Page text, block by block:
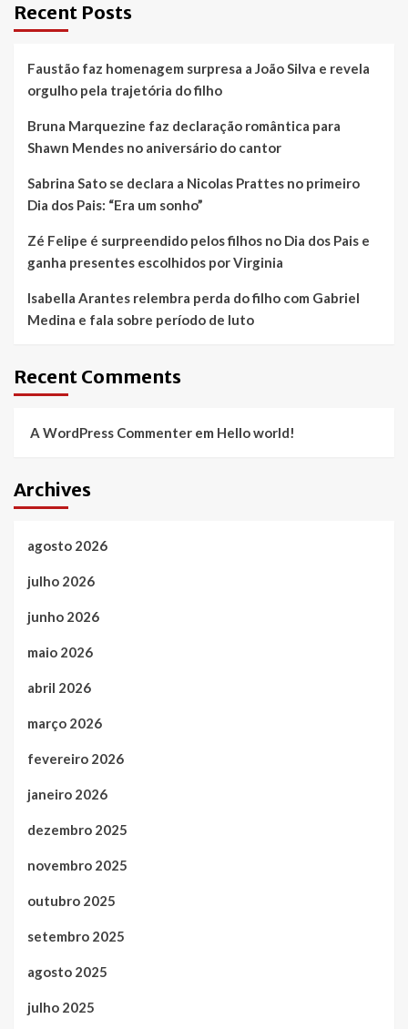
Recent Posts
Faustão faz homenagem surpresa a João Silva e revela
orgulho pela trajetória do filho
Bruna Marquezine faz declaração romântica para
Shawn Mendes no aniversário do cantor
Sabrina Sato se declara a Nicolas Prattes no primeiro
Dia dos Pais: “Era um sonho”
Zé Felipe é surpreendido pelos filhos no Dia dos Pais e
ganha presentes escolhidos por Virginia
Isabella Arantes relembra perda do filho com Gabriel
Medina e fala sobre período de luto
Recent Comments
A WordPress Commenter em Hello world!
Archives
agosto 2026
julho 2026
junho 2026
maio 2026
abril 2026
março 2026
fevereiro 2026
janeiro 2026
dezembro 2025
novembro 2025
outubro 2025
setembro 2025
agosto 2025
julho 2025